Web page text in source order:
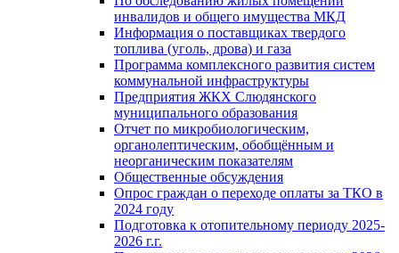
инвалидов и общего имущества МКД
Информация о поставщиках твердого
топлива (уголь, дрова) и газа
Программа комплексного развития систем
коммунальной инфраструктуры
Предприятия ЖКХ Слюдянского
муниципального образования
Отчет по микробиологическим,
органолептическим, обобщённым и
неорганическим показателям
Общественные обсуждения
Опрос граждан о переходе оплаты за ТКО в
2024 году
Подготовка к отопительному периоду 2025-
2026 г.г.